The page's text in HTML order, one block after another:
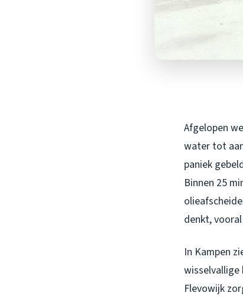
Afgelopen
water tot
paniek
Binnen 25
denkt,
In Kampen
Flevowijk